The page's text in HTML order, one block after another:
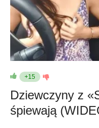
+15
Dziewczyny z
śpiewają